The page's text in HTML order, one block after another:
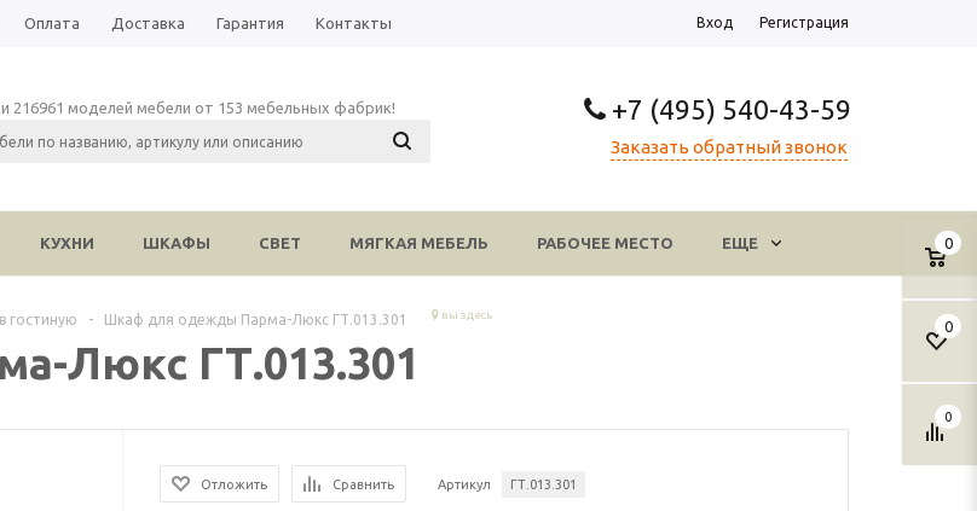
Оплата Доставка Гарантия Контакты Вход Регистрация
+7 (495) 540-43-59
Заказать обратный звонок
216961 моделей мебели от 153 мебельных фабрик!
0
0
0
КУХНИ ШКАФЫ СВЕТ МЯГКАЯ МЕБЕЛЬ РАБОЧЕЕ МЕСТО ЕЩЕ
гостиную - Шкаф для одежды Парма-Люкс ГТ.013.301 вы здесь
Люкс ГТ.013.301
Отложить Сравнить Артикул ГТ.013.301